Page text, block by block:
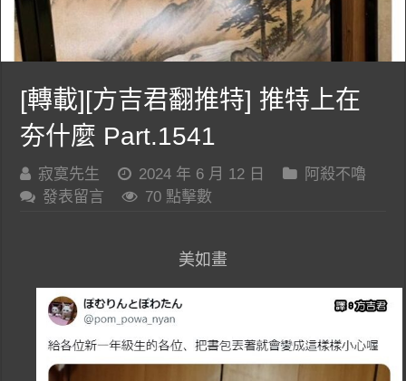
[轉載][方吉君翻推特] 推特上在
夯什麼 Part.1541
寂寞先生 2024 年 6 月 12 日
阿殺不嚕
發表留言
70 點擊數
美如畫